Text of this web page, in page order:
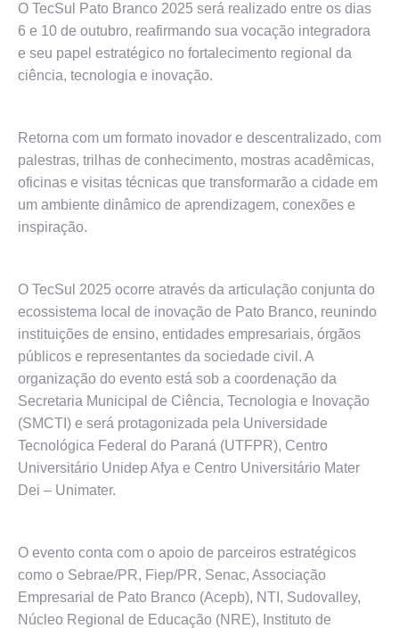
O TecSul Pato Branco 2025 será realizado entre os dias
6 e 10 de outubro, reafirmando sua vocação integradora
e seu papel estratégico no fortalecimento regional da
ciência, tecnologia e inovação.
Retorna com um formato inovador e descentralizado, com
palestras, trilhas de conhecimento, mostras acadêmicas,
oficinas e visitas técnicas que transformarão a cidade em
um ambiente dinâmico de aprendizagem, conexões e
inspiração.
O TecSul 2025 ocorre através da articulação conjunta do
ecossistema local de inovação de Pato Branco, reunindo
instituições de ensino, entidades empresariais, órgãos
públicos e representantes da sociedade civil. A
organização do evento está sob a coordenação da
Secretaria Municipal de Ciência, Tecnologia e Inovação
(SMCTI) e será protagonizada pela Universidade
Tecnológica Federal do Paraná (UTFPR), Centro
Universitário Unidep Afya e Centro Universitário Mater
Dei – Unimater.
O evento conta com o apoio de parceiros estratégicos
como o Sebrae/PR, Fiep/PR, Senac, Associação
Empresarial de Pato Branco (Acepb), NTI, Sudovalley,
Núcleo Regional de Educação (NRE), Instituto de